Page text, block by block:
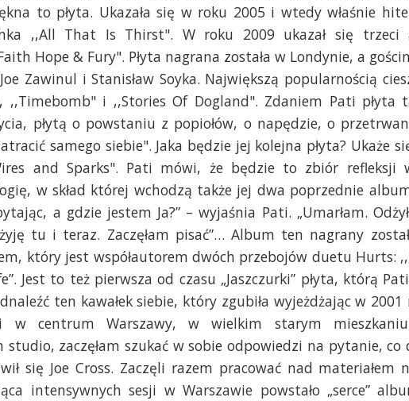
to płyta. Ukazała się w roku 2005 i wtedy właśnie
,,All That Is Thirst". W roku 2009 ukazał się trzeci
Hope & Fury". Płyta nagrana została w Londynie, a
Zawinul i Stanisław Soyka. Największą popularnością
,,Timebomb" i ,,Stories Of Dogland". Zdaniem Pati płyta
płytą o powstaniu z popiołów, o napędzie, o
samego siebie". Jaka będzie jej kolejna płyta? Ukaże
and Sparks". Pati mówi, że będzie to zbiór refleksji
w skład której wchodzą także jej dwa poprzednie
a gdzie jestem Ja?” – wyjaśnia Pati. „Umarłam.
tu i teraz. Zaczęłam pisać”… Album ten nagrany
który jest współautorem dwóch przebojów duetu Hurts:
Jest to też pierwsza od czasu „Jaszczurki” płyta, którą
ten kawałek siebie, który zgubiła wyjeżdżając w 2001
centrum Warszawy, w wielkim starym
studio, zaczęłam szukać w sobie odpowiedzi na pytanie, co
się Joe Cross. Zaczęli razem pracować nad materiałem
intensywnych sesji w Warszawie powstało „serce”